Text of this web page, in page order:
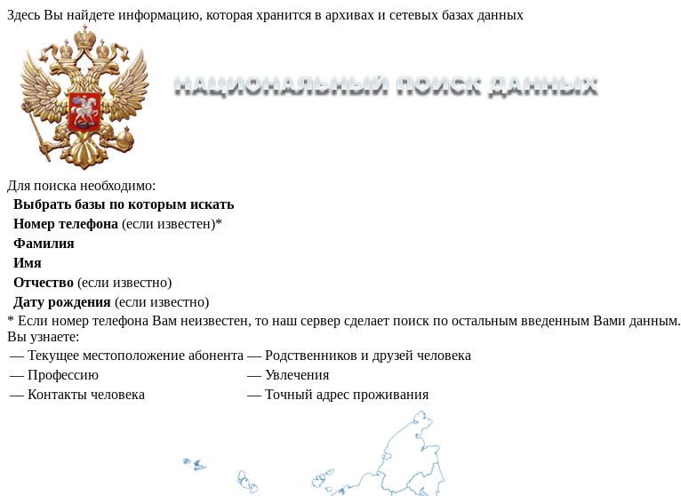
Здесь Вы найдете информацию, которая хранится в архивах и сетевых базах данных
Для поиска необходимо:
Выбрать базы по которым искать
Номер телефона (если известен)*
Фамилия
Имя
Отчество (если известно)
Дату рождения (если известно)
* Если номер телефона Вам неизвестен, то наш сервер сделает поиск по остальным введенным Вами данным.
Вы узнаете:
— Текущее местоположение абонента — Родственников и друзей человека
— Профессию
— Увлечения
— Контакты человека
— Точный адрес проживания